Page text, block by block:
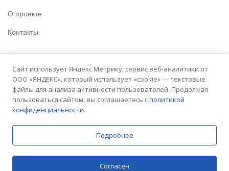
О проекте
Контакты
Политика конфиденциальности
Условия использования
Сайт университета
© 2025 Embit. Все права защищены.
Сайт использует Яндекс Метрику, сервис веб-аналитики от
ООО «ЯНДЕКС», который использует «cookie» — текстовые
файлы для анализа активности пользователей. Продолжая
пользоваться сайтом, вы соглашаетесь сполитикой
конфиденциальности.
Подробнее
Согласен